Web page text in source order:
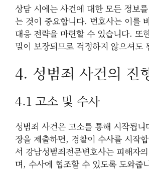
상담 시에는 사건에 대한 모든 정보
는 것이 중요합니다. 변호사는 이를
대응 전략을 마련할 수 있습니다. 또
밀이 보장되므로 걱정하지 않으셔도
4. 성범죄 사건의 진
4.1 고소 및 수사
성범죄 사건은 고소를 통해 시작됩
장을 제출하면, 경찰이 수사를 시작
서 강남성범죄전문변호사는 피해자
며, 수사에 협조할 수 있도록 도와줍